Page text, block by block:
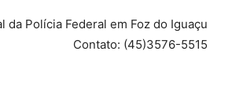
da Polícia Federal em Foz do Iguaçu
Contato: (45)3576-5515